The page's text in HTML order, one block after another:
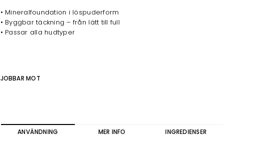
• Mineralfoundation i löspuderform
• Byggbar täckning – från lätt till full
• Passar alla hudtyper
JOBBAR MOT
ANVÄNDNING MER INFO INGREDIENSER